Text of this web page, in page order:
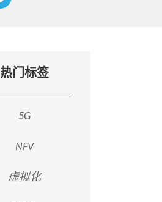
热门标签
5G
NFV
虚拟化